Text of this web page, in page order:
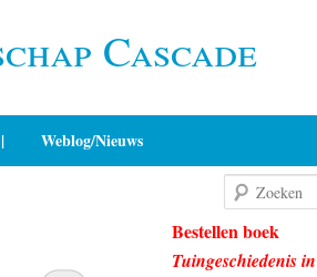
Cascade
| Weblog/Nieuws
Bestellen boek
Tuingeschiedenis in